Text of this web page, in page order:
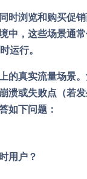
时浏览和购买促
中，这些场景通
运行。
的真实流量场景
溃或失败点（若
如下问题：
用户？